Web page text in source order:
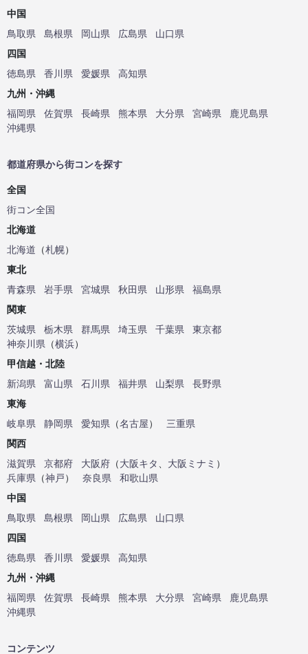
中国
鳥取県
島根県 岡山県 広島県
山口県
四国
徳島県
香川県 愛媛県
高知県
九州・沖縄
福岡県
佐賀県 長崎県 熊本県 大分県 宮崎県
鹿児島県
沖縄県
都道府県から街コンを探す
全国
街コン全国
北海道
北海道 （札幌）
東北
青森県
岩手県 宮城県 秋田県 山形県
福島県
関東
茨城県
栃木県 群馬県 埼玉県 千葉県
東京都
神奈川県 （横浜）
甲信越・北陸
新潟県
富山県 石川県 福井県 山梨県
長野県
東海
岐阜県
静岡県 愛知県 （名古屋）
三重県
関西
滋賀県
京都府 大阪府 （大阪キタ 大阪ミナミ ）
兵庫県 （神戸） 奈良県
和歌山県
中国
鳥取県
島根県 岡山県 広島県
山口県
四国
徳島県
香川県 愛媛県
高知県
九州・沖縄
福岡県
佐賀県 長崎県 熊本県 大分県 宮崎県
鹿児島県
沖縄県
コンテンツ